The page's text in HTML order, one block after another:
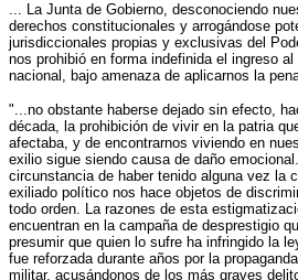
... La Junta de Gobierno, desconociendo
derechos constitucionales y arrogándose
jurisdiccionales propias y exclusivas del
nos prohibió en forma indefinida el ingreso al
nacional, bajo amenaza de aplicarnos la
"...no obstante haberse dejado sin efecto,
década, la prohibición de vivir en la patria
afectaba, y de encontrarnos viviendo en
exilio sigue siendo causa de daño
circunstancia de haber tenido alguna vez la
exiliado político nos hace objetos de
todo orden. La razones de esta
encuentran en la campaña de desprestigio
presumir que quien lo sufre ha infringido la
fue reforzada durante años por la
militar, acusándonos de los más graves